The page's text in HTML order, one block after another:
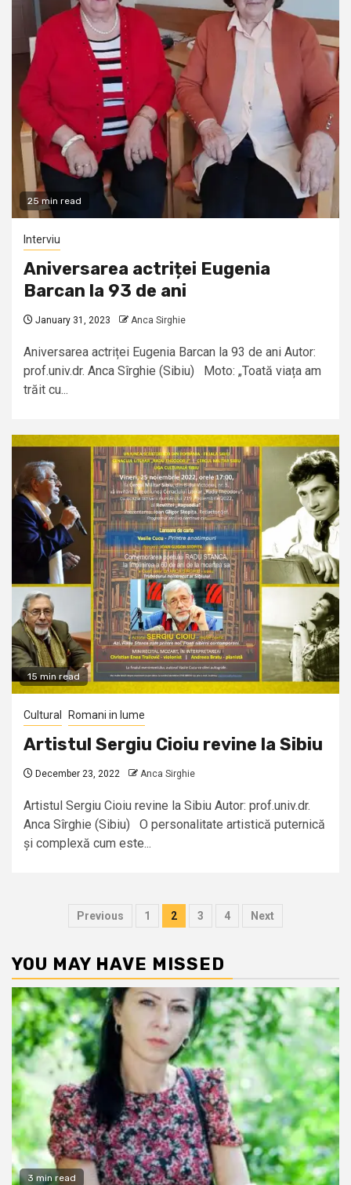
25 min read
Interviu
Aniversarea actriței Eugenia
Barcan la 93 de ani
January 31, 2023 Anca Sirghie
Aniversarea actriței Eugenia Barcan la 93 de ani Autor:
prof.univ.dr. Anca Sîrghie (Sibiu) Moto: „Toată viața am
trăit cu...
15 min read
Cultural Romani in lume
Artistul Sergiu Cioiu revine la Sibiu
December 23, 2022 Anca Sirghie
Artistul Sergiu Cioiu revine la Sibiu Autor: prof.univ.dr.
Anca Sîrghie (Sibiu) O personalitate artistică puternică
și complexă cum este...
Posts
Previous 1 2 3 4 Next
YOU MAY HAVE MISSED
3 min read